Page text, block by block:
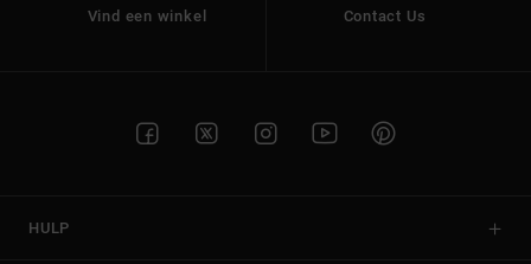
Vind een winkel Contact Us
HULP